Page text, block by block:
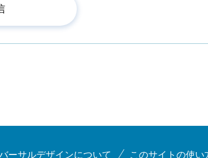
ーサルデザインについて このサイトの使い